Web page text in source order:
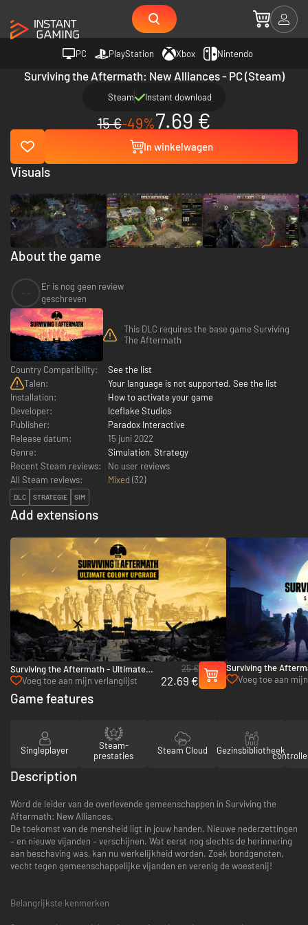
PC PlayStation Xbox Nintendo
Surviving the Aftermath: New Alliances - PC (Steam)
Steam Instant download
15 €-49%7.69 €
In winkelwagen
About the game
Er is nog geen review
geschreven
This DLC requires the base game Surviving
The Aftermath
Country Compatibility:
See the list
Talen:
Your language is not supported. See the list
Installation:
How to activate your game
Developer:
Iceflake Studios
Publisher:
Paradox Interactive
Release datum:
15 juni 2022
Genre:
Simulation, Strategy
Recent Steam reviews:
No user reviews
All Steam reviews:
Mixed (32)
DLC STRATEGIE SIM
Add extensions
Surviving the Aftermath - Ultimate
Colony Upgrade - PC (Steam)
Voeg toe aan mijn verlanglijst
25 €
22.69 €
Surviving the
Shattered Hope - PC
(Steam)
Voeg toe aan mijn
Visuals
Game features
Singleplayer
Steam-
prestaties
Steam Cloud Gezinsbibliotheek
Description
Word de leider van de overlevende gemeenschappen in Surviving the
Aftermath: New Alliances.
De toekomst van de mensheid ligt in jouw handen. Nieuwe nederzettingen
– en nieuwe vijanden – verschijnen. Wat eerst nog slechts de herinnering
aan beschaving was, kan nu werkelijkheid worden. Zoek bondgenoten,
vecht tegen gemeenschappelijke vijanden en verenig de woestenij!
Belangrijkste kenmerken